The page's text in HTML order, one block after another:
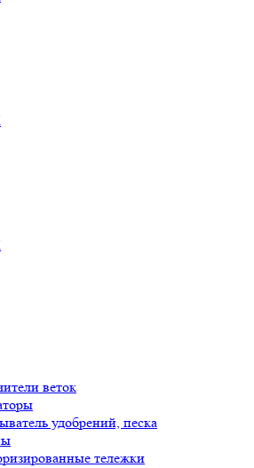
веток
удобрений, песка
тележки